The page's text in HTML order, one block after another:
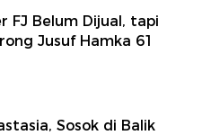
FJ Belum Dijual, tapi
Jusuf Hamka 61
Sosok di Balik